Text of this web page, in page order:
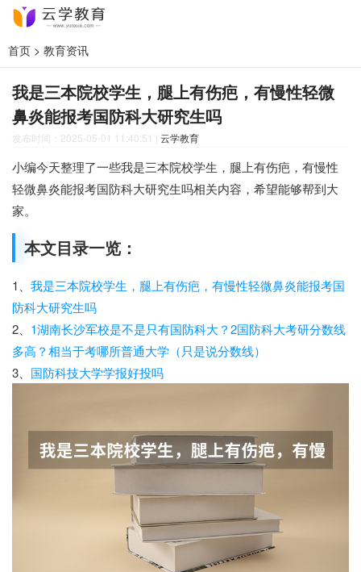
首页 > 教育资讯
我是三本院校学生，腿上有伤疤，有慢性轻微
鼻炎能报考国防科大研究生吗
发布时间：2025-05-01 11:40:51 | 云学教育
小编今天整理了一些我是三本院校学生，腿上有伤疤，有慢性
轻微鼻炎能报考国防科大研究生吗相关内容，希望能够帮到大
家。
本文目录一览：
1、 我是三本院校学生，腿上有伤疤，有慢性轻微鼻炎能报考国
防科大研究生吗
2、 1湖南长沙军校是不是只有国防科大？2国防科大考研分数线
多高？相当于考哪所普通大学（只是说分数线）
3、 国防科技大学学报好投吗